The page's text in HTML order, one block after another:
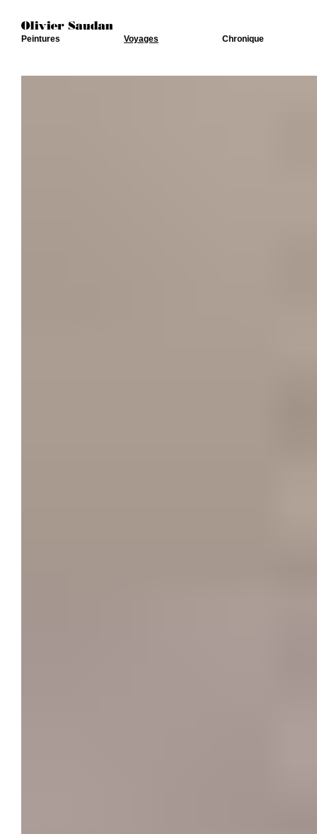
Peintures Voyages Chronique